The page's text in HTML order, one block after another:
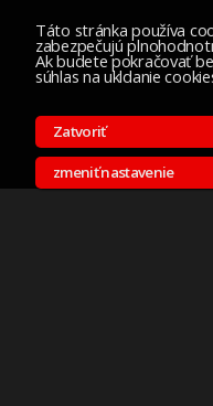
Táto stránka používa
zabezpečujú
Ak budete pokračovať
súhlas na ukldanie
Zatvoriť
zmeniť nastavenie